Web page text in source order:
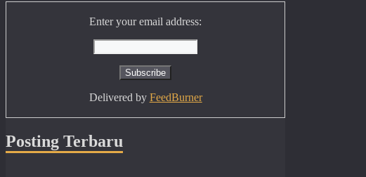
Enter your email address:
Delivered by FeedBurner
Posting Terbaru